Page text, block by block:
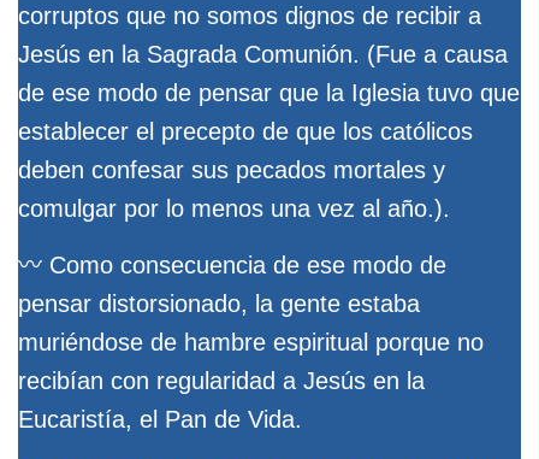
corruptos que no somos dignos de recibir a
Jesús en la Sagrada Comunión. (Fue a causa
de ese modo de pensar que la Iglesia tuvo que
establecer el precepto de que los católicos
deben confesar sus pecados mortales y
comulgar por lo menos una vez al año.).
〰️ Como consecuencia de ese modo de
pensar distorsionado, la gente estaba
muriéndose de hambre espiritual porque no
recibían con regularidad a Jesús en la
Eucaristía, el Pan de Vida.